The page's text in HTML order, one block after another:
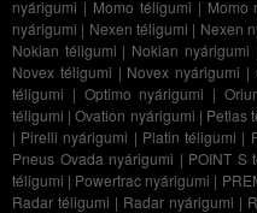
nyárigumi | Momo téligumi | Momo
nyárigumi | Nexen téligumi | Nexen
Nokian téligumi | Nokian nyárigumi
Novex téligumi | Novex nyárigumi |
téligumi | Optimo nyárigumi |
téligumi |Ovation nyárigumi | Petlas
| Pirelli nyárigumi | Platin téligumi |
Pneus Ovada nyárigumi | POINT S
téligumi | Powertrac nyárigumi |
Radar téligumi | Radar nyárigumi |